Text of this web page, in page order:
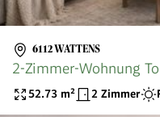
6112 WATTENS
2-Zimmer-Wohnung
52.73 m² 2 Zimmer